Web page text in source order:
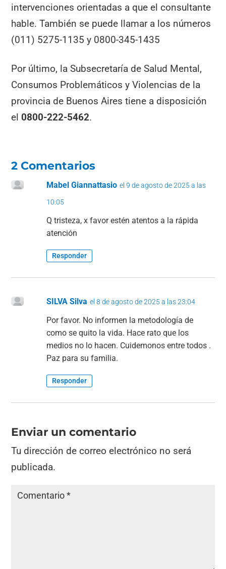
intervenciones orientadas a que el consultante
hable. También se puede llamar a los números
(011) 5275-1135 y 0800-345-1435
Por último, la Subsecretaría de Salud Mental,
Consumos Problemáticos y Violencias de la
provincia de Buenos Aires tiene a disposición
el0800-222-5462.
2 Comentarios
Mabel Giannattasio el 9 de agosto de 2025 a las
10:05
Q tristeza, x favor estén atentos a la rápida
atención
Responder
SILVA Silva el 8 de agosto de 2025 a las 23:04
Por favor. No informen la metodología de
como se quito la vida. Hace rato que los
medios no lo hacen. Cuidemonos entre todos .
Paz para su familia.
Responder
Enviar un comentario
Tu dirección de correo electrónico no será
publicada.